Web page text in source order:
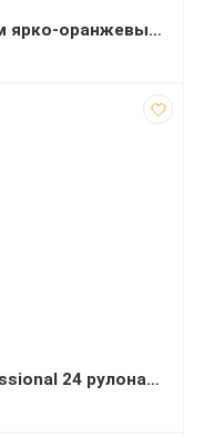
Блок бумаги с клейким слоем ярко-оранжевый 75x75 мм 100 листов Delta AXENT
Туалетная бумага Ruta Professional 24 рулона в упаковке